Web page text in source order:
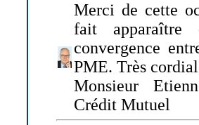
Merci de cette
fait apparaître
convergence
PME. Très
Monsieur
Crédit Mutuel